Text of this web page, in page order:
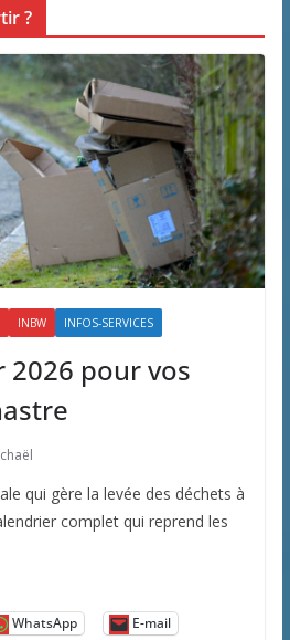
?
INBW INFOS-SERVICES
2026 pour vos
qui gère la levée des déchets à
complet qui reprend les
WhatsApp E-mail